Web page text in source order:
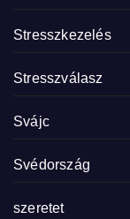
Stresszkezelés
Stresszválasz
Svájc
Svédország
szeretet